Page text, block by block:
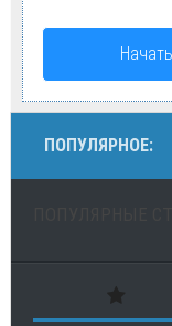
ПОПУЛЯРНОЕ: